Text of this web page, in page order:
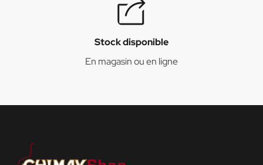
Stock disponible
En magasin ou en ligne